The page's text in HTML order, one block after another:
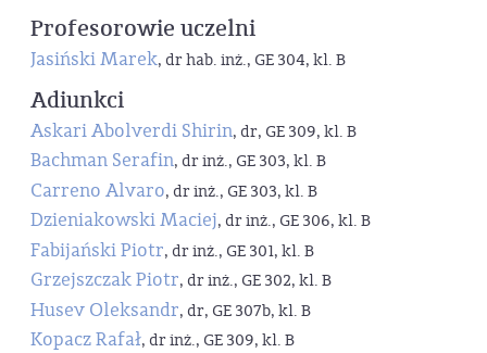
Profesorowie uczelni
Jasiński Marek, dr hab. inż., GE 304, kl. B
Adiunkci
Askari Abolverdi Shirin, dr, GE 309, kl. B
Bachman Serafin, dr inż., GE 303, kl. B
Carreno Alvaro, dr inż., GE 303, kl. B
Dzieniakowski Maciej, dr inż., GE 306, kl. B
Fabijański Piotr, dr inż., GE 301, kl. B
Grzejszczak Piotr, dr inż., GE 302, kl. B
Husev Oleksandr, dr, GE 307b, kl. B
Kopacz Rafał, dr inż., GE 309, kl. B